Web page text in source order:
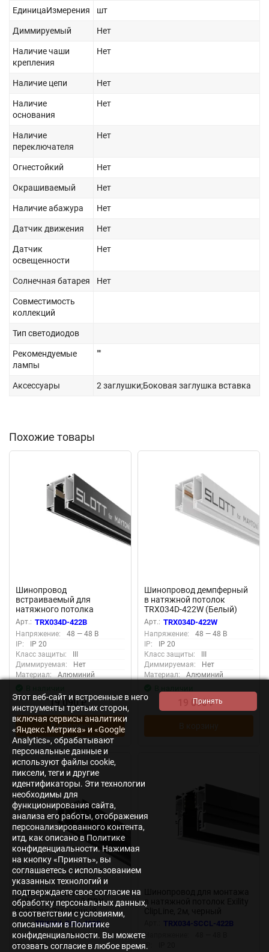
ЕдиницаИзмерения шт
Диммируемый Нет
Наличие чаши
крепления
Нет
Наличие цепи Нет
Наличие
основания
Нет
Наличие
переключателя
Нет
Огнестойкий Нет
Окрашиваемый Нет
Наличие абажура Нет
Датчик движения Нет
Датчик
освещенности
Нет
Солнечная батарея Нет
Совместимость
коллекций
Тип светодиодов
Рекомендуемые
лампы
""
Аксессуары 2 заглушки;Боковая заглушка вставка
Похожие товары
Шинопровод
встраиваемый для
натяжного потолка
Technical TRX034D-422B
(Черный) TRX034D-422B
Арт.: TRX034D-422B
Напряжение:
48 — 48 В
IP:
IP 20
Класс защиты:
III
Диммируемая:
Нет
Материал:
Алюминий
19 090
В корзину
Шинопровод демпферный
в натяжной потолок
TRX034D-422W (Белый)
TRX034D-422W
Арт.: TRX034D-422W
Напряжение:
48 — 48 В
IP:
IP 20
Класс защиты:
III
Диммируемая:
Нет
Материал:
Алюминий
19 090₽
Шинопровод для монтажа
Exility в натяжной ПВХ
потолок, 2м, черный
(Черный) TRX034-SCH-
422B
Арт.: TRX034-SCH-422B
Напряжение:
48 — 48 В
IP:
IP 20
в натяжной потолок Exility
(Черный) TRX034-SCCL-
TRX034-SCCL-422B
Напряжение:
IP:
Этот веб-сайт и встроенные в него
инструменты третьих сторон,
включая сервисы аналитики
«Яндекс.Метрика» и «Google
Analytics», обрабатывают
персональные данные и
используют файлы cookie,
пиксели, теги и другие
идентификаторы. Эти технологии
необходимы для
функционирования сайта,
анализа его работы, отображения
персонализированного контента,
итд, как описано в Политике
конфиденциальности. Нажимая
на кнопку «Принять», вы
соглашаетесь с использованием
указанных технологий и
подтверждаете свое согласие на
обработку персональных данных,
в соответствии с условиями,
описанными в Политике
конфиденциальности. Вы можете
отозвать согласие в любое время.